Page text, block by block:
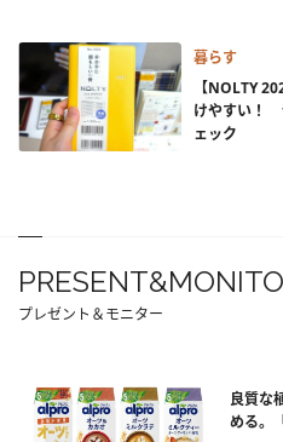
暮らす
【NOLTY
けやすい！
ェック
プレゼント＆モニター
良質な
める。